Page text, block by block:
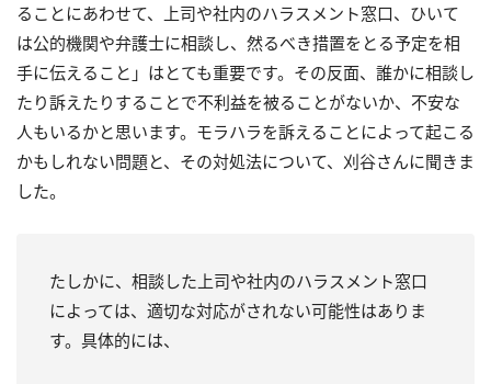
ることにあわせて、上司や社内のハラスメント窓口、ひいて
は公的機関や弁護士に相談し、然るべき措置をとる予定を相
手に伝えること」はとても重要です。その反面、誰かに相談し
たり訴えたりすることで不利益を被ることがないか、不安な
人もいるかと思います。モラハラを訴えることによって起こる
かもしれない問題と、その対処法について、刈谷さんに聞きま
した。
たしかに、相談した上司や社内のハラスメント窓口
によっては、適切な対応がされない可能性はありま
す。具体的には、